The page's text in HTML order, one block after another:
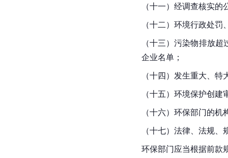
（十一）经调查核实
（十二）环境行政处
（十三）污染物排放
企业名单；
（十四）发生重大、
（十五）环境保护创建
（十六）环保部门的
（十七）法律、法规
环保部门应当根据前款